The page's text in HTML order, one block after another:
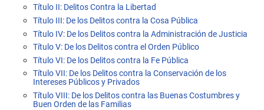
Título II: Delitos Contra la Libertad
Título III: De los Delitos contra la Cosa Pública
Título IV: De los Delitos contra la Administración de Justicia
Título V: De los Delitos contra el Orden Público
Título VI: De los Delitos contra la Fe Pública
Título VII: De los Delitos contra la Conservación de los
Intereses Públicos y Privados
Título VIII: De los Delitos contra las Buenas Costumbres y
Buen Orden de las Familias